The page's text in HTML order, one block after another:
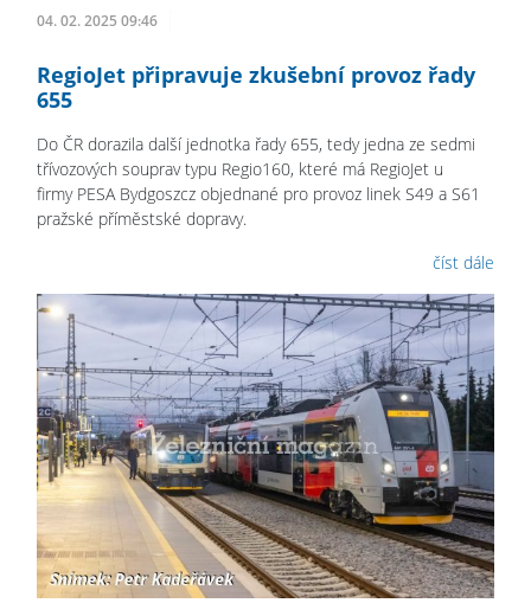
04. 02. 2025 09:46
RegioJet připravuje zkušební provoz řady
655
Do ČR dorazila další jednotka řady 655, tedy jedna ze sedmi
třívozových souprav typu Regio160, které má RegioJet u
firmy PESA Bydgoszcz objednané pro provoz linek S49 a S61
pražské příměstské dopravy.
číst dále